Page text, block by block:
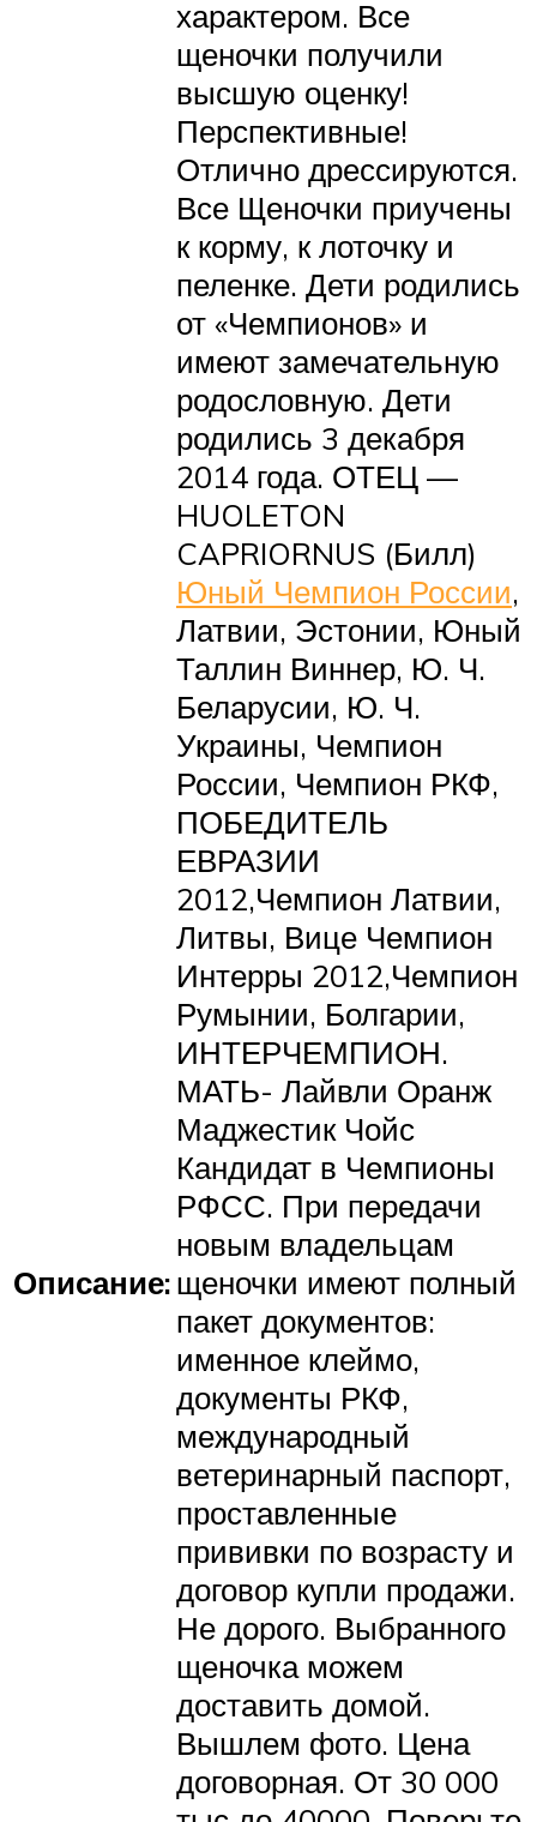
Описание:
характером. Все
щеночки получили
высшую оценку!
Перспективные!
Отлично дрессируются.
Все Щеночки приучены
к корму, к лоточку и
пеленке. Дети родились
от «Чемпионов» и
имеют замечательную
родословную. Дети
родились 3 декабря
2014 года. ОТЕЦ —
HUOLETON
CAPRIORNUS (Билл)
Юный Чемпион России,
Латвии, Эстонии, Юный
Таллин Виннер, Ю. Ч.
Беларусии, Ю. Ч.
Украины, Чемпион
России, Чемпион РКФ,
ПОБЕДИТЕЛЬ
ЕВРАЗИИ
2012,Чемпион Латвии,
Литвы, Вице Чемпион
Интерры 2012,Чемпион
Румынии, Болгарии,
ИНТЕРЧЕМПИОН.
МАТЬ- Лайвли Оранж
Маджестик Чойс
Кандидат в Чемпионы
РФСС. При передачи
новым владельцам
щеночки имеют полный
пакет документов:
именное клеймо,
документы РКФ,
международный
ветеринарный паспорт,
проставленные
прививки по возрасту и
договор купли продажи.
Не дорого. Выбранного
щеночка можем
доставить домой.
Вышлем фото. Цена
договорная. От 30 000